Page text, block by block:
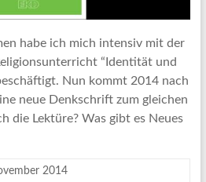
habe ich mich intensiv mit der
“Identität und
Nun kommt 2014 nach
neue Denkschrift zum gleichen
die Lektüre? Was gibt es Neues
2014